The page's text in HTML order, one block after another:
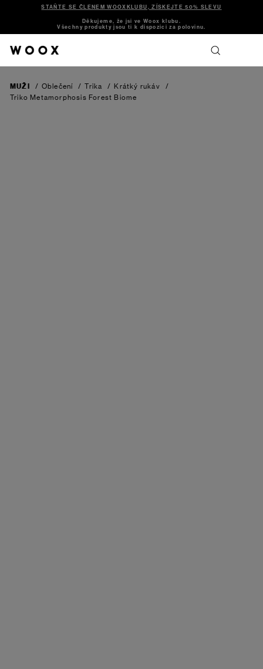
STAŇTE SE ČLENEM WOOXKLUBU, ZÍSKEJTE 50% SLEVU
Děkujeme, že jsi ve Woox klubu.
Všechny produkty jsou ti k dispozici za polovinu.
MUŽI / Oblečení / Trika / Krátký rukáv
/
Triko Metamorphosis Forest Biome